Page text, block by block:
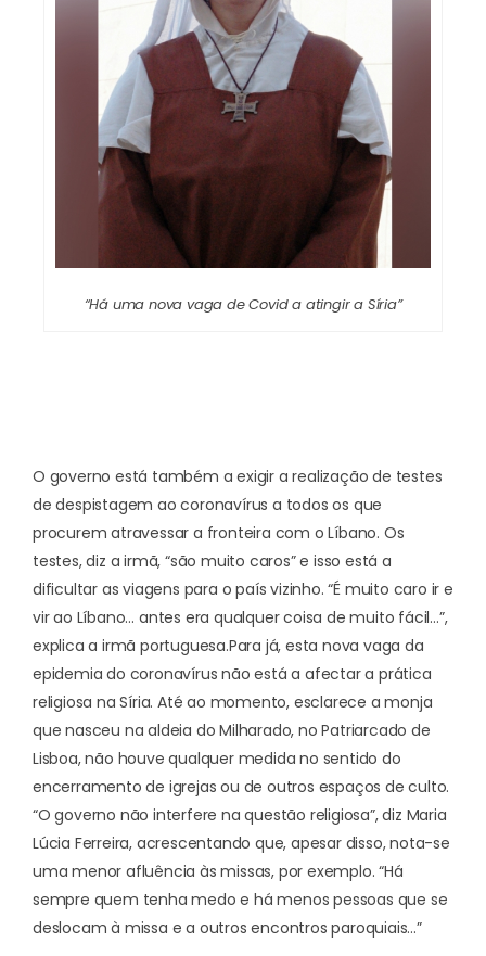
“Há uma nova vaga de Covid a atingir a Síria”
O governo está também a exigir a realização de testes
de despistagem ao coronavírus a todos os que
procurem atravessar a fronteira com o Líbano. Os
testes, diz a irmã, “são muito caros” e isso está a
dificultar as viagens para o país vizinho. “É muito caro ir e
vir ao Líbano… antes era qualquer coisa de muito fácil…”,
explica a irmã portuguesa.Para já, esta nova vaga da
epidemia do coronavírus não está a afectar a prática
religiosa na Síria. Até ao momento, esclarece a monja
que nasceu na aldeia do Milharado, no Patriarcado de
Lisboa, não houve qualquer medida no sentido do
encerramento de igrejas ou de outros espaços de culto.
“O governo não interfere na questão religiosa”, diz Maria
Lúcia Ferreira, acrescentando que, apesar disso, nota-se
uma menor afluência às missas, por exemplo. “Há
sempre quem tenha medo e há menos pessoas que se
deslocam à missa e a outros encontros paroquiais…”